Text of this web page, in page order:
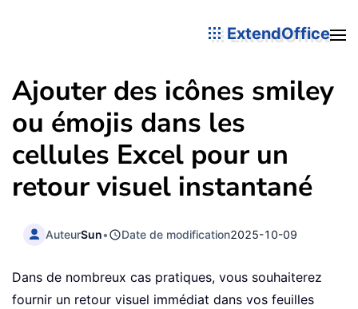
ExtendOffice
Ajouter des icônes smiley
ou émojis dans les
cellules Excel pour un
retour visuel instantané
AuteurSun• Date de modification2025-10-09
Dans de nombreux cas pratiques, vous souhaiterez
fournir un retour visuel immédiat dans vos feuilles